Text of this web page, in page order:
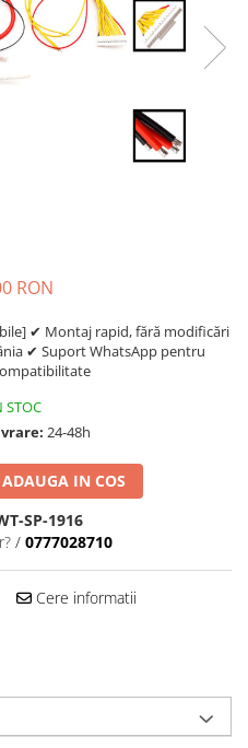
lumini
RON
✔ Montaj rapid, fără modificări
✔ Suport WhatsApp pentru
STOC
24-48h
ADAUGA IN COS
SP-1916
/ 0777028710
Cere informatii